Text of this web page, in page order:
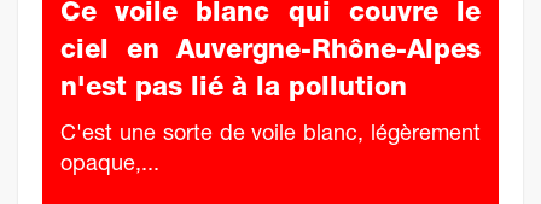
Ce voile blanc qui couvre le
ciel en Auvergne-Rhône-Alpes
n'est pas lié à la pollution
C'est une sorte de voile blanc, légèrement
opaque,...